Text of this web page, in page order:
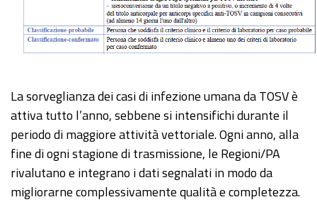
La sorveglianza dei casi di infezione umana da TOSV è
attiva tutto l’anno, sebbene si intensifichi durante il
periodo di maggiore attività vettoriale. Ogni anno, alla
fine di ogni stagione di trasmissione, le Regioni/PA
rivalutano e integrano i dati segnalati in modo da
migliorarne complessivamente qualità e completezza.